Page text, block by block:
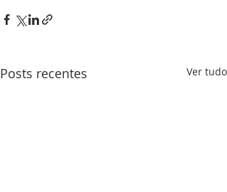
Posts recentes Ver tudo